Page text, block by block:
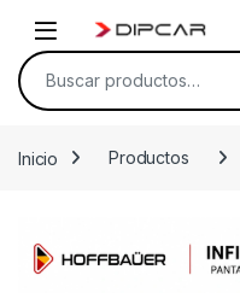
Buscar por:
Inicio Productos